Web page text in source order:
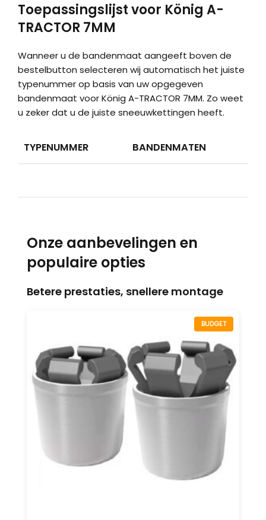
Toepassingslijst voor König A-
TRACTOR 7MM
Wanneer u de bandenmaat aangeeft boven de
bestelbutton selecteren wij automatisch het juiste
typenummer op basis van uw opgegeven
bandenmaat voor König A-TRACTOR 7MM. Zo weet
u zeker dat u de juiste sneeuwkettingen heeft.
TYPENUMMER BANDENMATEN
Onze aanbevelingen en
populaire opties
Betere prestaties, snellere montage
BUDGET